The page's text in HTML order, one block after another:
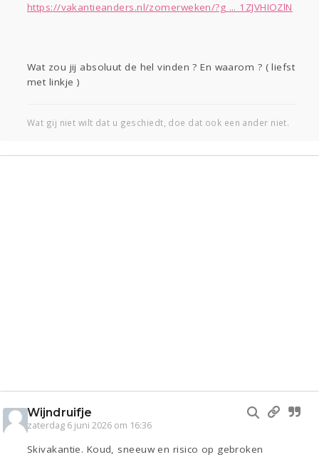
https://vakantieanders.nl/zomerweken/?g ... 1ZJVHIOZlN
Wat zou jij absoluut de hel vinden ? En waarom ? ( liefst
met linkje )
Wat gij niet wilt dat u geschiedt, doe dat ook een ander niet.
Wijndruifje
zaterdag 6 juni 2026 om 16:36
Skivakantie. Koud, sneeuw en risico op gebroken